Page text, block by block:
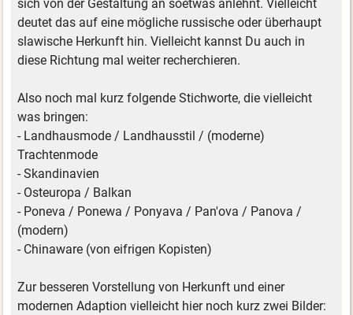
sich von der Gestaltung an soetwas anlehnt. Vielleicht
deutet das auf eine mögliche russische oder überhaupt
slawische Herkunft hin. Vielleicht kannst Du auch in
diese Richtung mal weiter recherchieren.
Also noch mal kurz folgende Stichworte, die vielleicht
was bringen:
- Landhausmode / Landhausstil / (moderne)
Trachtenmode
- Skandinavien
- Osteuropa / Balkan
- Poneva / Ponewa / Ponyava / Pan'ova / Panova /
(modern)
- Chinaware (von eifrigen Kopisten)
Zur besseren Vorstellung von Herkunft und einer
modernen Adaption vielleicht hier noch kurz zwei Bilder: